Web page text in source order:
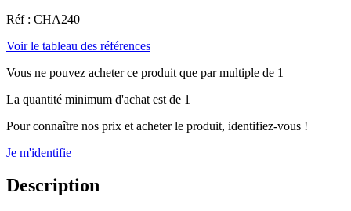
Réf : CHA240
Voir le tableau des références
Vous ne pouvez acheter ce produit que par multiple de 1
La quantité minimum d'achat est de 1
Pour connaître nos prix et acheter le produit, identifiez-vous !
Je m'identifie
Description